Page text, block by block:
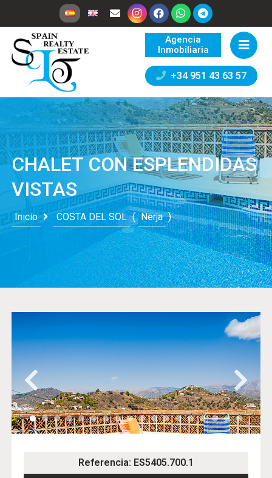
+34 951 43 63 57
Agencia
Inmobiliaria
CHALET CON ESPLENDIDAS
VISTAS
Inicio COSTA DEL SOL ( Nerja )
Referencia: ES5405.700.1